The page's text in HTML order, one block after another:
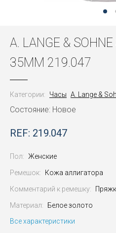
A. LANGE &
35MM 219.047
Категории: Часы A. Lange &
Состояние: Новое
REF: 219.047
Пол: Женские
Ремешок: Кожа аллигатора
Комментарий к ремешку:
Материал:
Белое золото
Все характеристики